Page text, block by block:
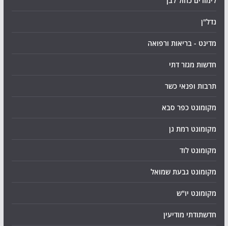
נדל"ן
מדינט - בריאות ורפואה
חדשות מגזר דתי
תרבות ופנאי כשר
מקומונט כפר סבא
מקומונט רמת גן
מקומונט לוד
מקומונט גבעת שמואל
מקומונט יו"ש
חדשתודתי מודיעין